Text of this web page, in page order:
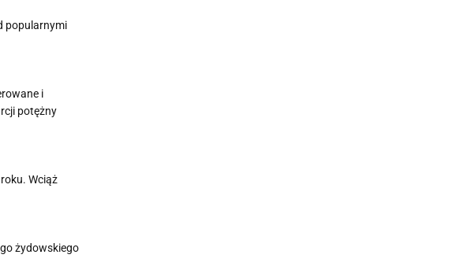
popularnymi
i
potężny
Wciąż
żydowskiego